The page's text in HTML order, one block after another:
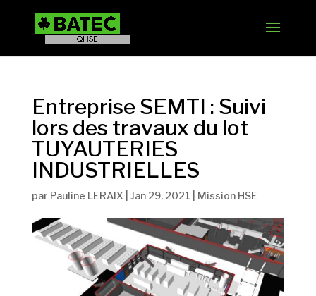
Entreprise SEMTI : Suivi
lors des travaux du lot
TUYAUTERIES
INDUSTRIELLES
par Pauline LERAIX Jan 29, 2021 Mission HSE